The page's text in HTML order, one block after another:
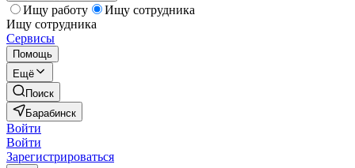
Ищу работу
Ищу сотрудника
Ищу сотрудника
Сервисы
Помощь
Ещё
Поиск
Барабинск
Войти
Войти
Зарегистрироваться